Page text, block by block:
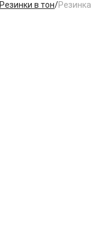
Резинки в тон/Резинка